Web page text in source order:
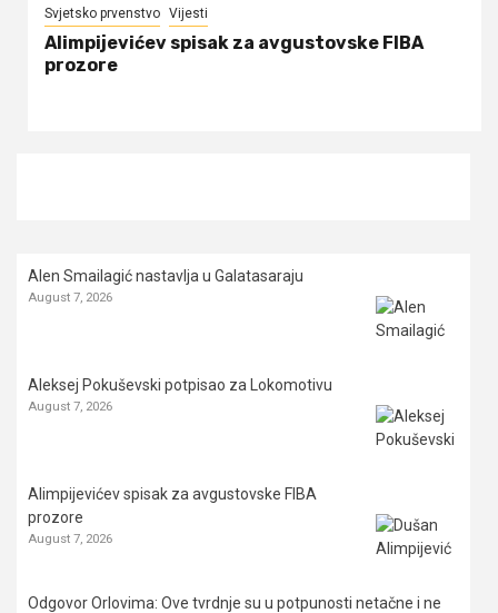
Svjetsko prvenstvo Vijesti
Alimpijevićev spisak za avgustovske FIBA
prozore
Alen Smailagić nastavlja u Galatasaraju
August 7, 2026
Aleksej Pokuševski potpisao za Lokomotivu
August 7, 2026
Alimpijevićev spisak za avgustovske FIBA
prozore
August 7, 2026
Odgovor Orlovima: ​Ove tvrdnje su u potpunosti netačne i ne